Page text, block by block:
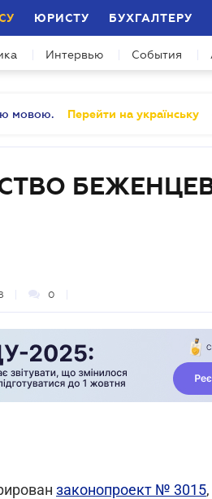
ЮРИСТУ БУХГАЛТЕРУ
Интервью События
мовою. Перейти на українську
0
законопроект № 3015